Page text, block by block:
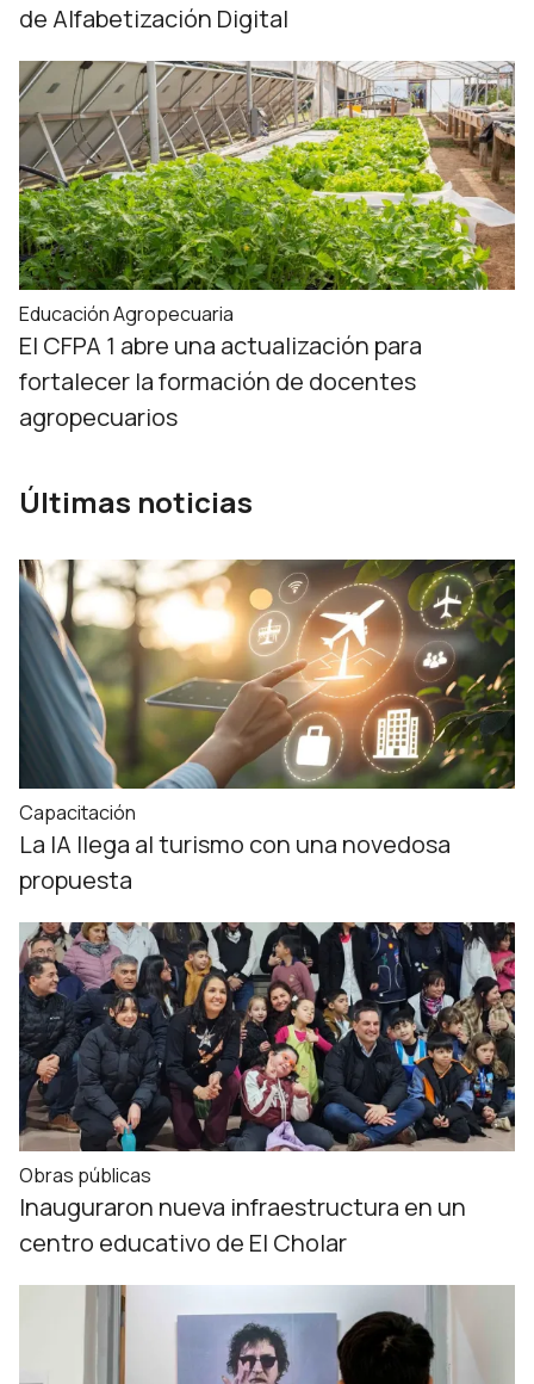
de Alfabetización Digital
Educación Agropecuaria
El CFPA 1 abre una actualización para
fortalecer la formación de docentes
agropecuarios
Últimas noticias
Capacitación
La IA llega al turismo con una novedosa
propuesta
Obras públicas
Inauguraron nueva infraestructura en un
centro educativo de El Cholar